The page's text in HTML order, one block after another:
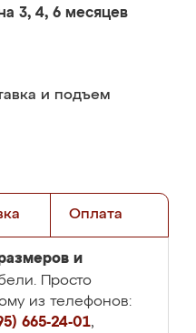
3, 4, 6 месяцев
и подъем
Оплата
и
Просто
из телефонов:
665-24-01,